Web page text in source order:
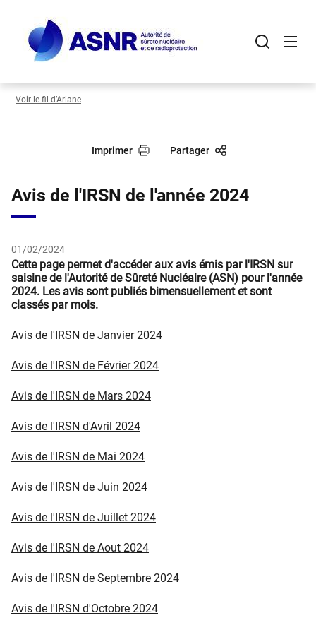
contenu
principal
Voir le fil d’Ariane
Imprimer Partager
Avis de l'IRSN de l'année 2024
01/02/2024
Cette page permet d'accéder aux avis émis par l'IRSN sur
saisine de l'Autorité de Sûreté Nucléaire (ASN) pour l'année
2024. Les avis sont publiés bimensuellement et sont
classés par mois.
Avis de l'IRSN de Janvier 2024
Avis de l'IRSN de Février 2024
Avis de l'IRSN de Mars 2024
Avis de l'IRSN d'Avril 2024
Avis de l'IRSN de Mai 2024
Avis de l'IRSN de Juin 2024
Avis de l'IRSN de Juillet 2024
Avis de l'IRSN de Aout 2024
Avis de l'IRSN de Septembre 2024
Avis de l'IRSN d'Octobre 2024